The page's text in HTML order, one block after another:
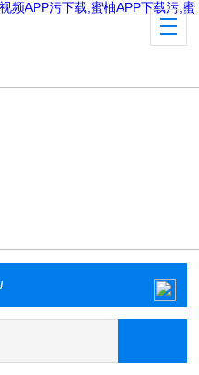
频APP污下载,蜜柚APP下载污,蜜